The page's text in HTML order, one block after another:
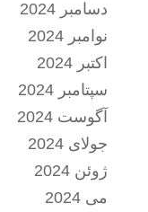
دسامبر 2024
نوامبر 2024
اکتبر 2024
سپتامبر 2024
آگوست 2024
جولای 2024
ژوئن 2024
می 2024